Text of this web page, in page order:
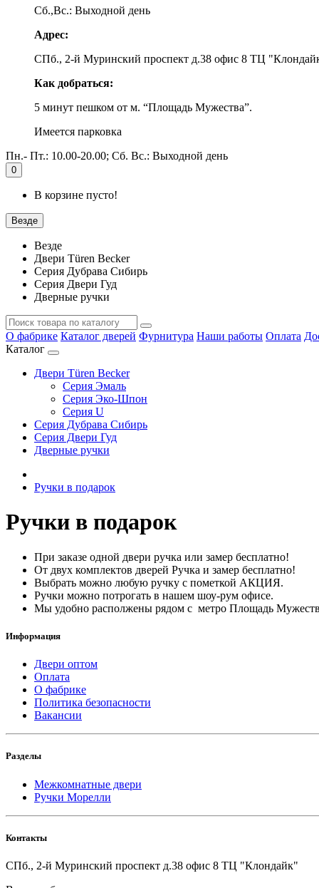
Сб.,Вс.: Выходной день
Адрес:
СПб., 2-й Муринский проспект д.38 офис 8 ТЦ
Как добраться:
5 минут пешком от м. “Площадь Мужества”.
Имеется парковка
Пн.- Пт.: 10.00-20.00; Сб. Вс.: Выходной день
0
В корзине пусто!
Везде
Везде
Двери Türen Becker
Серия Дубрава Сибирь
Серия Двери Гуд
Дверные ручки
О фабрике Каталог дверей Фурнитура Наши работы Оплата
Каталог
Двери Türen Becker
Серия Эмаль
Серия Эко-Шпон
Серия U
Серия Дубрава Сибирь
Серия Двери Гуд
Дверные ручки
Ручки в подарок
Ручки в подарок
При заказе одной двери ручка или замер бесплатно!
От двух комплектов дверей Ручка и замер бесплатно!
Выбрать можно любую ручку с пометкой АКЦИЯ.
Ручки можно потрогать в нашем шоу-рум офисе.
Мы удобно располжены рядом с метро Площадь
Информация
Двери оптом
Оплата
О фабрике
Политика безопасности
Вакансии
Разделы
Межкомнатные двери
Ручки Морелли
Контакты
СПб., 2-й Муринский проспект д.38 офис 8 ТЦ "Клондайк"